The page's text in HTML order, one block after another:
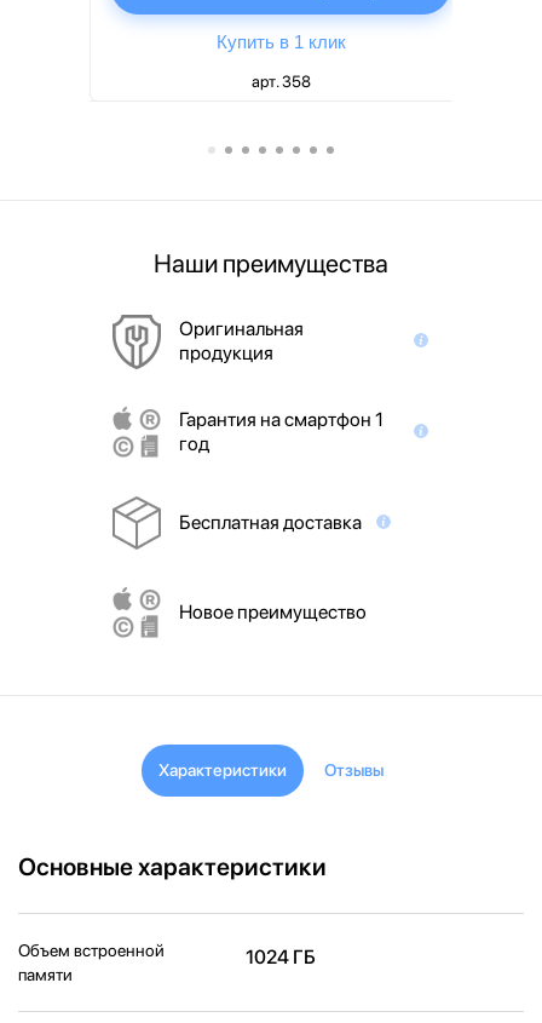
Купить в 1 клик
арт. 358
Наши преимущества
Оригинальная
продукция
Гарантия на смартфон 1
год
Бесплатная доставка
Новое преимущество
Характеристики Отзывы
Основные характеристики
Объем встроенной
памяти
1024 ГБ